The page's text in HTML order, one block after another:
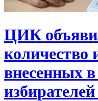
ЦИК
количество
внесенных в